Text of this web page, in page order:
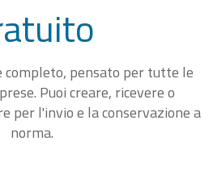
completo, pensato per tutte le
Puoi creare, ricevere o
per l'invio e la conservazione a
norma.